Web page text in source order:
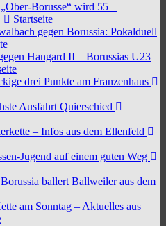
Borusse“ wird 55 –
Startseite
gegen Borussia: Pokalduell
Hangard II – Borussias U23
drei Punkte am Franzenhaus
Ausfahrt Quierschied
– Infos aus dem Ellenfeld
Jugend auf einem guten Weg
ballert Ballweiler aus dem
am Sonntag – Aktuelles aus